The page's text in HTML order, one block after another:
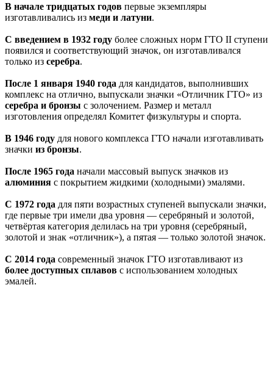
В начале тридцатых годов первые экземпляры
изготавливались из меди и латуни.
С введением в 1932 году более сложных норм ГТО II ступени
появился и соответствующий значок, он изготавливался
только из серебра.
После 1 января 1940 года для кандидатов, выполнивших
комплекс на отлично, выпускали значки «Отличник ГТО» из
серебра и бронзы с золочением. Размер и металл
изготовления определял Комитет физкультуры и спорта.
В 1946 году для нового комплекса ГТО начали изготавливать
значки из бронзы.
После 1965 года начали массовый выпуск значков из
алюминия с покрытием жидкими (холодными) эмалями.
С 1972 года для пяти возрастных ступеней выпускали значки,
где первые три имели два уровня — серебряный и золотой,
четвёртая категория делилась на три уровня (серебряный,
золотой и знак «отличник»), а пятая — только золотой значок.
С 2014 года современный значок ГТО изготавливают из
более доступных сплавов с использованием холодных
эмалей.